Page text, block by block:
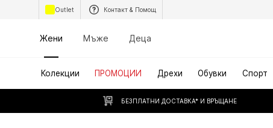
Outlet Контакт & Помощ
Жени Мъже Деца
Колекции ПРОМОЦИИ Дрехи Обувки Спорт
БЕЗПЛАТНИ ДОСТАВКА* И ВРЪЩАНЕ